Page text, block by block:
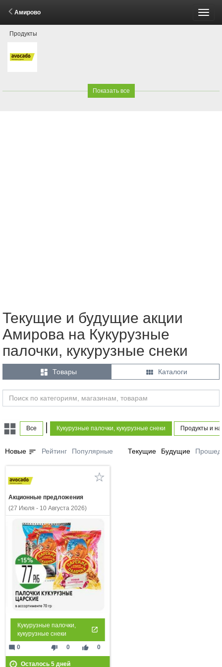
Амирово
Продукты
Показать все
Текущие и будущие акции
Амирова на Кукурузные
палочки, кукурузные снеки
 Товары  Каталоги
Все Кукурузные палочки, кукурузные снеки Продукты и
Новые sort Рейтинг Популярные Текущие Будущие
Акционные предложения
(27 Июля - 10 Августа 2026)
Кукурузные палочки,
кукурузные снеки
thumb_down 0 thumb_up 0
mode_comment 0
Осталось 5дней